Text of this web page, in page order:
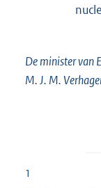
De minister van
M. J. M.
1